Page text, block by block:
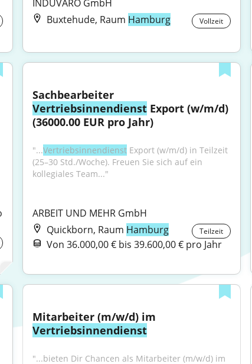
INDUVARO GmbH
Buxtehude, Raum Hamburg Vollzeit
Vertriebsinnendienst Export (w/m/d)
(36000.00 EUR pro Jahr)
"...Vertriebsinnendienst Export (w/m/d) in Teilzeit
(25–30 Std./Woche). Freuen Sie sich auf ein
kollegiales Team..."
ARBEIT UND MEHR GmbH
Quickborn, Raum Hamburg Teilzeit
Von 36.000,00 € bis 39.600,00 € pro Jahr
Vertriebsinnendienst